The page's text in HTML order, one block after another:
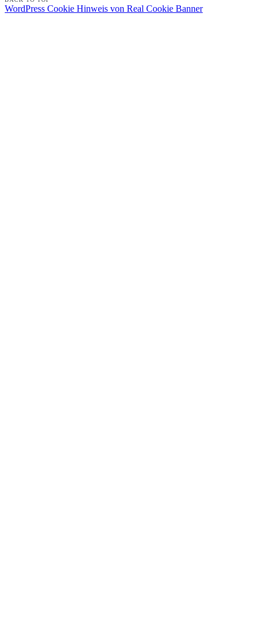
WordPress Cookie Hinweis von Real Cookie Banner